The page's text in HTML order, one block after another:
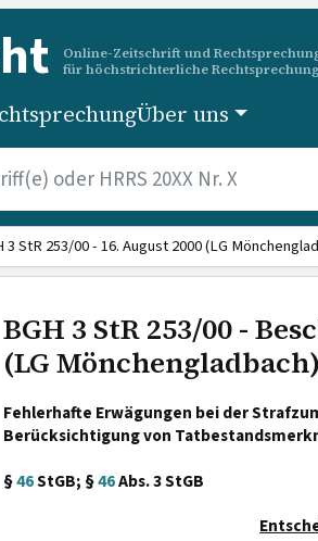
Online-Zeitschrift und
für höchstrichterliche
Über uns
3 StR 253/00 - 16. August 2000 (LG
BGH 3 StR 253/00 -
(LG Mönchengladbach)
Fehlerhafte Erwägungen bei der
Berücksichtigung von
§46StGB; §46Abs. 3 StGB